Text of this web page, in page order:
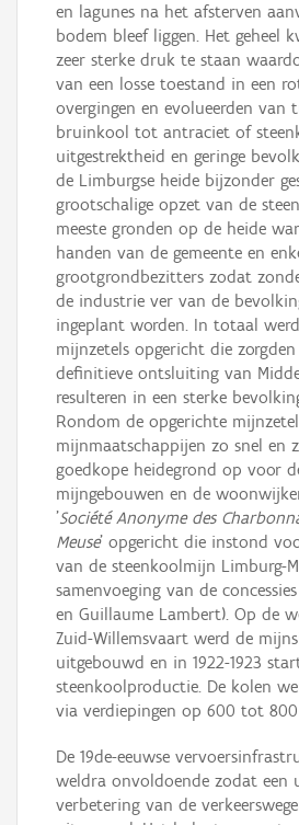
en lagunes na het afsterven
bodem bleef liggen. Het geheel
zeer sterke druk te staan
van een losse toestand in een
overgingen en evolueerden van
bruinkool tot antraciet of
uitgestrektheid en geringe
de Limburgse heide bijzonder
grootschalige opzet van de
meeste gronden op de heide
handen van de gemeente en
grootgrondbezitters zodat
de industrie ver van de
ingeplant worden. In totaal
mijnzetels opgericht die
definitieve ontsluiting van
resulteren in een sterke
Rondom de opgerichte
mijnmaatschappijen zo snel en
goedkope heidegrond op voor
mijngebouwen en de
'Société Anonyme des
Meuse' opgericht die instond
van de steenkoolmijn Limburg-
samenvoeging van de
en Guillaume Lambert). Op de
Zuid-Willemsvaart werd de
uitgebouwd en in 1922-1923
steenkoolproductie. De kolen
via verdiepingen op 600 tot
De 19de-eeuwse
weldra onvoldoende zodat een
verbetering van de